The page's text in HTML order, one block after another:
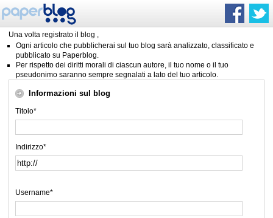
Una volta registrato il blog ,
Ogni articolo che pubblicherai sul tuo blog sarà analizzato, classificato e
pubblicato su Paperblog.
Per rispetto dei diritti morali di ciascun autore, il tuo nome o il tuo
pseudonimo saranno sempre segnalati a lato del tuo articolo.
Informazioni sul blog
Titolo*
Indirizzo*
Username*